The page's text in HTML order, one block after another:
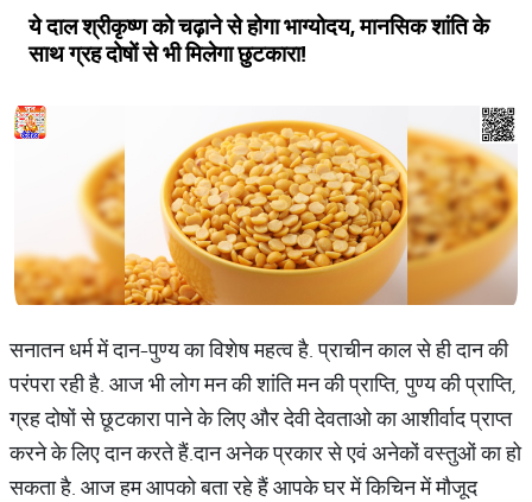
ये दाल श्रीकृष्ण को चढ़ाने से होगा भाग्योदय, मानसिक शांति के
साथ ग्रह दोषों से भी मिलेगा छुटकारा!
सनातन धर्म में दान-पुण्य का विशेष महत्व है. प्राचीन काल से ही दान की
परंपरा रही है. आज भी लोग मन की शांति मन की प्राप्ति, पुण्य की प्राप्ति,
ग्रह दोषों से छूटकारा पाने के लिए और देवी देवताओ का आशीर्वाद प्राप्त
करने के लिए दान करते हैं.दान अनेक प्रकार से एवं अनेकों वस्तुओं का हो
सकता है. आज हम आपको बता रहे हैं आपके घर में किचिन में मौजूद